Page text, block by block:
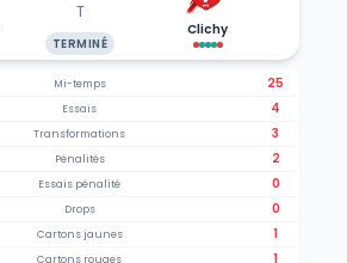
T
TERMINÉ
Clichy
Mi-temps
25
Essais
4
Transformations
3
Pénalités
2
Essais pénalité
0
Drops
0
Cartons jaunes
1
Cartons rouges 1